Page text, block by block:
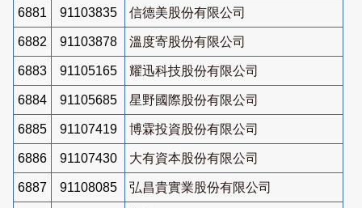
6881 91103835 信德美股份有限公司
6882 91103878 溫度寄股份有限公司
6883 91105165 耀迅科技股份有限公司
6884 91105685 星野國際股份有限公司
6885 91107419 博霖投資股份有限公司
6886 91107430 大有資本股份有限公司
6887 91108085 弘昌貴實業股份有限公司